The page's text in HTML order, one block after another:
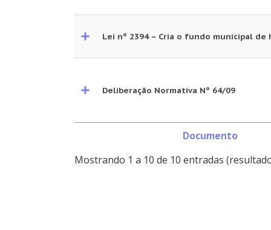
Documento
Lei nº 2394 – Cria o fundo municipal de
Deliberação Normativa Nº 64/09
Mostrando 1 a 10 de 10 entradas